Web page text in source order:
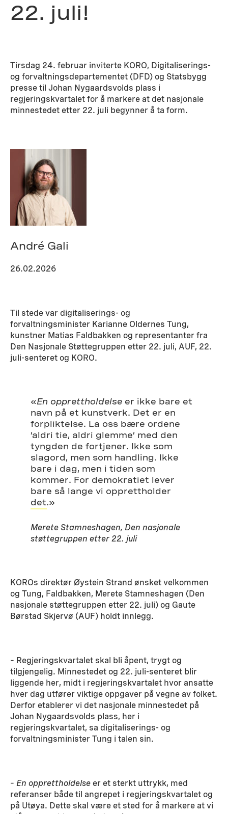
22. juli!
Tirsdag 24. februar inviterte KORO, Digitaliserings-
og forvaltningsdepartementet (DFD) og Statsbygg
presse til Johan Nygaardsvolds plass i
regjeringskvartalet for å markere at det nasjonale
minnestedet etter 22. juli begynner å ta form.
André Gali
26.02.2026
Til stede var digitaliserings- og
forvaltningsminister Karianne Oldernes Tung,
kunstner Matias Faldbakken og representanter fra
Den Nasjonale Støttegruppen etter 22. juli, AUF, 22.
juli-senteret og KORO.
«En opprettholdelse er ikke bare et
navn på et kunstverk. Det er en
forpliktelse. La oss bære ordene
‘aldri tie, aldri glemme’ med den
tyngden de fortjener. Ikke som
slagord, men som handling. Ikke
bare i dag, men i tiden som
kommer. For demokratiet lever
bare så lange vi opprettholder
det.»
Merete Stamneshagen, Den nasjonale
støttegruppen etter 22. juli
KOROs direktør Øystein Strand ønsket velkommen
og Tung, Faldbakken, Merete Stamneshagen (Den
nasjonale støttegruppen etter 22. juli) og Gaute
Børstad Skjervø (AUF) holdt innlegg.
– Regjeringskvartalet skal bli åpent, trygt og
tilgjengelig. Minnestedet og 22. juli-senteret blir
liggende her, midt i regjeringskvartalet hvor ansatte
hver dag utfører viktige oppgaver på vegne av folket.
Derfor etablerer vi det nasjonale minnestedet på
Johan Nygaardsvolds plass, her i
regjeringskvartalet, sa digitaliserings- og
forvaltningsminister Tung i talen sin.
–En opprettholdelse er et sterkt uttrykk, med
referanser både til angrepet i regjeringskvartalet og
på Utøya. Dette skal være et sted for å markere at vi